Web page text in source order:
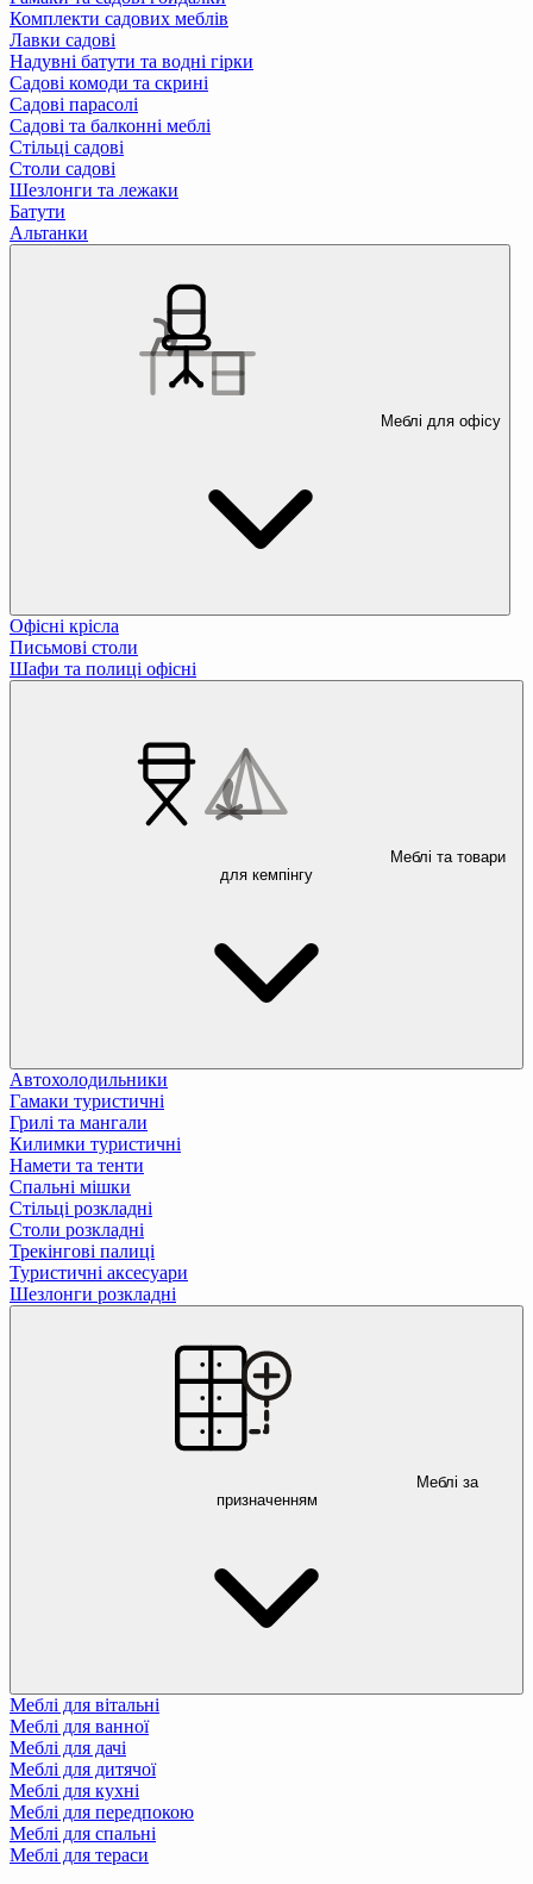
Комплекти садових меблів
Лавки садові
Надувні батути та водні гірки
Садові комоди та скрині
Садові парасолі
Садові та балконні меблі
Стільці садові
Столи садові
Шезлонги та лежаки
Батути
Альтанки
Меблі для офісу
Офісні крісла
Письмові столи
Шафи та полиці офісні
Меблі та товари
для кемпінгу
Автохолодильники
Гамаки туристичні
Грилі та мангали
Килимки туристичні
Намети та тенти
Спальні мішки
Стільці розкладні
Столи розкладні
Трекінгові палиці
Туристичні аксесуари
Шезлонги розкладні
Меблі за
призначенням
Меблі для вітальні
Меблі для ванної
Меблі для дачі
Меблі для дитячої
Меблі для кухні
Меблі для передпокою
Меблі для спальні
Меблі для тераси